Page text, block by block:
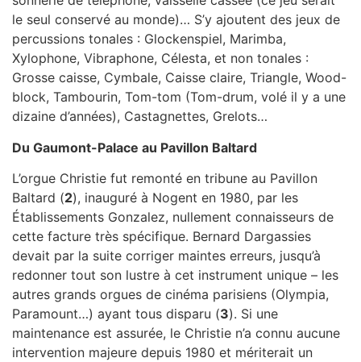
le seul conservé au monde)… S’y ajoutent des jeux de
percussions tonales : Glockenspiel, Marimba,
Xylophone, Vibraphone, Célesta, et non tonales :
Grosse caisse, Cymbale, Caisse claire, Triangle, Wood-
block, Tambourin, Tom-tom (Tom-drum, volé il y a une
dizaine d’années), Castagnettes, Grelots…
Du Gaumont-Palace au Pavillon Baltard
L’orgue Christie fut remonté en tribune au Pavillon
Baltard (2), inauguré à Nogent en 1980, par les
Établissements Gonzalez, nullement connaisseurs de
cette facture très spécifique. Bernard Dargassies
devait par la suite corriger maintes erreurs, jusqu’à
redonner tout son lustre à cet instrument unique – les
autres grands orgues de cinéma parisiens (Olympia,
Paramount…) ayant tous disparu (3). Si une
maintenance est assurée, le Christie n’a connu aucune
intervention majeure depuis 1980 et mériterait un